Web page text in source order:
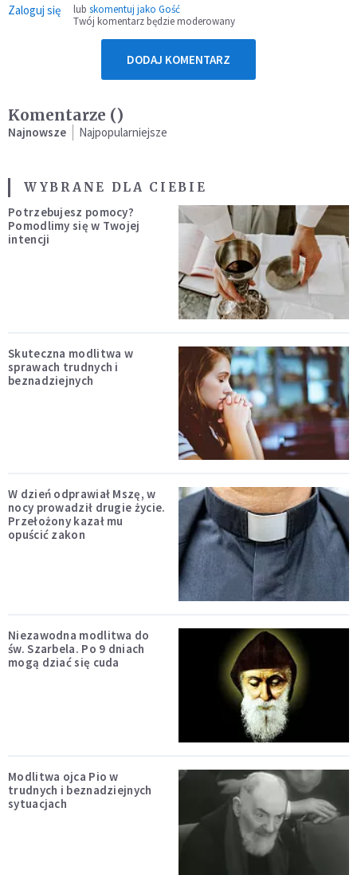
Zaloguj się lub skomentuj jako Gość
Twój komentarz będzie moderowany
DODAJ KOMENTARZ
Komentarze ()
Najnowsze Najpopularniejsze
WYBRANE DLA CIEBIE
Potrzebujesz pomocy?
Pomodlimy się w Twojej
intencji
Skuteczna modlitwa w
sprawach trudnych i
beznadziejnych
W dzień odprawiał Mszę, w
nocy prowadził drugie życie.
Przełożony kazał mu
opuścić zakon
Niezawodna modlitwa do
św. Szarbela. Po 9 dniach
mogą dziać się cuda
Modlitwa ojca Pio w
trudnych i beznadziejnych
sytuacjach